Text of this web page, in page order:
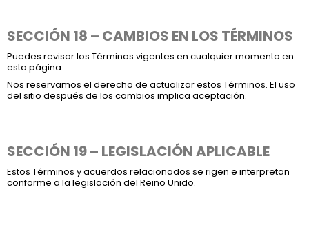
SECCIÓN 18 – CAMBIOS EN LOS TÉRMINOS
Puedes revisar los Términos vigentes en cualquier momento en
esta página.
Nos reservamos el derecho de actualizar estos Términos. El uso
del sitio después de los cambios implica aceptación.
SECCIÓN 19 – LEGISLACIÓN APLICABLE
Estos Términos y acuerdos relacionados se rigen e interpretan
conforme a la legislación del Reino Unido.